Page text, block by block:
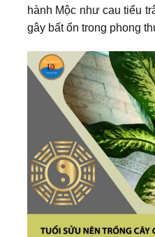
hành Mộc như cau tiểu
gây bất ổn trong phong